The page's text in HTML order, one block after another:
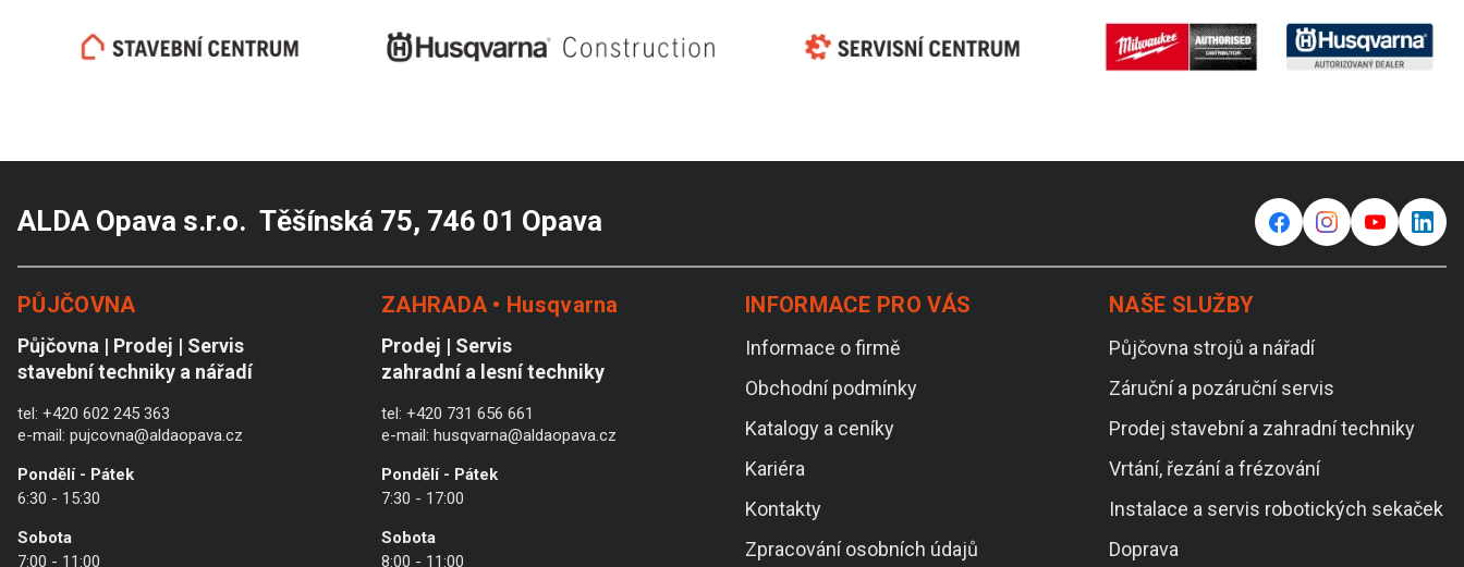
ALDA Opava s.r.o. Těšínská 75, 746 01 Opava f ⌁ y in
PŮJČOVNA
Půjčovna | Prodej | Servis
stavební techniky a nářadí
tel: +420 602 245 363
e-mail: pujcovna@aldaopava.cz
Pondělí - Pátek
6:30 - 15:30
Sobota
7:00 - 11:00
ZAHRADA • Husqvarna
Prodej | Servis
zahradní a lesní techniky
tel: +420 731 656 661
e-mail: husqvarna@aldaopava.cz
Pondělí - Pátek
7:30 - 17:00
Sobota
8:00 - 11:00
INFORMACE PRO VÁS
Informace o firmě
Obchodní podmínky
Katalogy a ceníky
Kariéra
Kontakty
Zpracování osobních údajů
NAŠE SLUŽBY
Půjčovna strojů a nářadí
Záruční a pozáruční servis
Prodej stavební a zahradní techniky
Vrtání, řezání a frézování
Instalace a servis robotických sekaček
Doprava